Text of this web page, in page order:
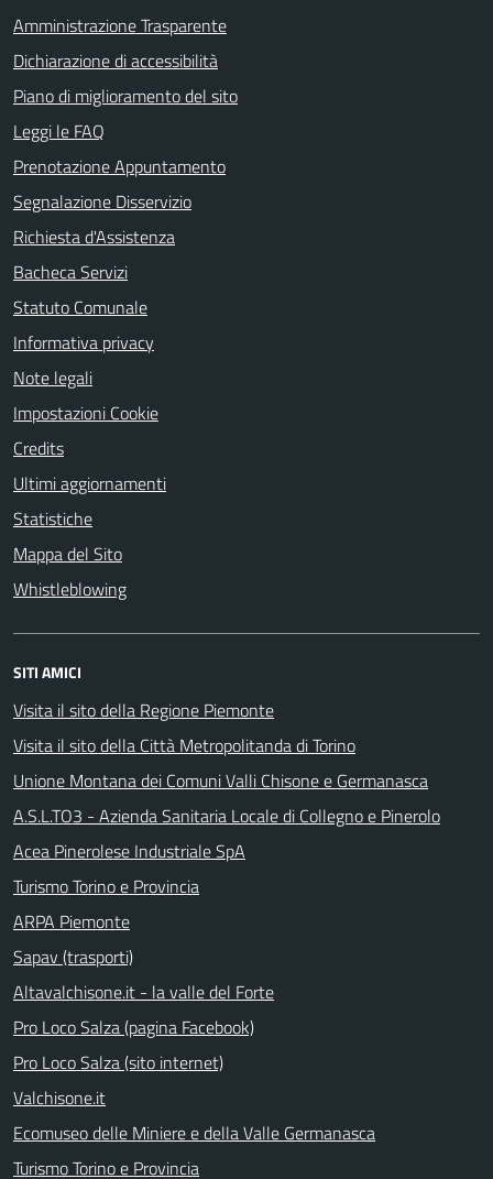
Amministrazione Trasparente
Dichiarazione di accessibilità
Piano di miglioramento del sito
Leggi le FAQ
Prenotazione Appuntamento
Segnalazione Disservizio
Richiesta d'Assistenza
Bacheca Servizi
Statuto Comunale
Informativa privacy
Note legali
Impostazioni Cookie
Credits
Ultimi aggiornamenti
Statistiche
Mappa del Sito
Whistleblowing
SITI AMICI
Visita il sito della Regione Piemonte
Visita il sito della Città Metropolitanda di Torino
Unione Montana dei Comuni Valli Chisone e Germanasca
A.S.L.TO3 - Azienda Sanitaria Locale di Collegno e Pinerolo
Acea Pinerolese Industriale SpA
Turismo Torino e Provincia
ARPA Piemonte
Sapav (trasporti)
Altavalchisone.it - la valle del Forte
Pro Loco Salza (pagina Facebook)
Pro Loco Salza (sito internet)
Valchisone.it
Ecomuseo delle Miniere e della Valle Germanasca
Turismo Torino e Provincia